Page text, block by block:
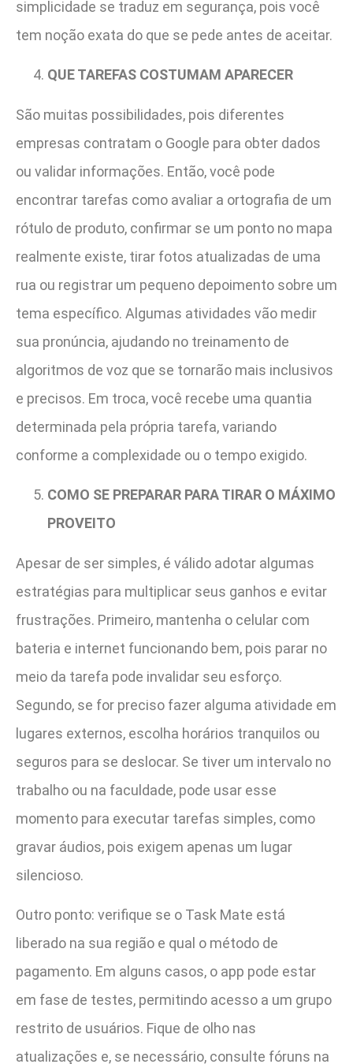
simplicidade se traduz em segurança, pois você
tem noção exata do que se pede antes de aceitar.
QUE TAREFAS COSTUMAM APARECER
São muitas possibilidades, pois diferentes
empresas contratam o Google para obter dados
ou validar informações. Então, você pode
encontrar tarefas como avaliar a ortografia de um
rótulo de produto, confirmar se um ponto no mapa
realmente existe, tirar fotos atualizadas de uma
rua ou registrar um pequeno depoimento sobre um
tema específico. Algumas atividades vão medir
sua pronúncia, ajudando no treinamento de
algoritmos de voz que se tornarão mais inclusivos
e precisos. Em troca, você recebe uma quantia
determinada pela própria tarefa, variando
conforme a complexidade ou o tempo exigido.
COMO SE PREPARAR PARA TIRAR O MÁXIMO
PROVEITO
Apesar de ser simples, é válido adotar algumas
estratégias para multiplicar seus ganhos e evitar
frustrações. Primeiro, mantenha o celular com
bateria e internet funcionando bem, pois parar no
meio da tarefa pode invalidar seu esforço.
Segundo, se for preciso fazer alguma atividade em
lugares externos, escolha horários tranquilos ou
seguros para se deslocar. Se tiver um intervalo no
trabalho ou na faculdade, pode usar esse
momento para executar tarefas simples, como
gravar áudios, pois exigem apenas um lugar
silencioso.
Outro ponto: verifique se o Task Mate está
liberado na sua região e qual o método de
pagamento. Em alguns casos, o app pode estar
em fase de testes, permitindo acesso a um grupo
restrito de usuários. Fique de olho nas
atualizações e, se necessário, consulte fóruns na